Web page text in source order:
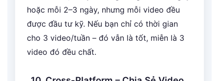
hoặc mỗi 2–3 ngày, nhưng mỗi video đều
được đầu tư kỹ. Nếu bạn chỉ có thời gian
cho 3 video/tuần – đó vẫn là tốt, miễn là 3
video đó đều chất.